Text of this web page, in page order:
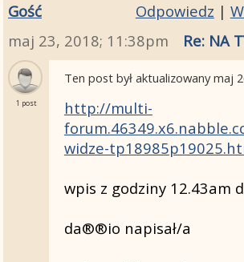
Gość
Odpowiedz |
maj 23, 2018; 11:38pm
Re: NA
1 post
Ten post był aktualizowanymaj
http://multi-
widze-
wpis z godziny 12.43am
da®®io napisał/a